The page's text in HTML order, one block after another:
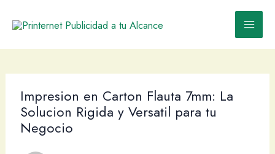
Impresion en Carton Flauta 7mm: La
Solucion Rigida y Versatil para tu
Negocio